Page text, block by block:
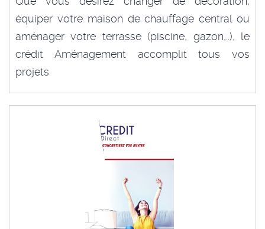
équiper votre maison de chauffage central ou
aménager votre terrasse (piscine, gazon,..), le
crédit Aménagement accomplit tous vos
projets